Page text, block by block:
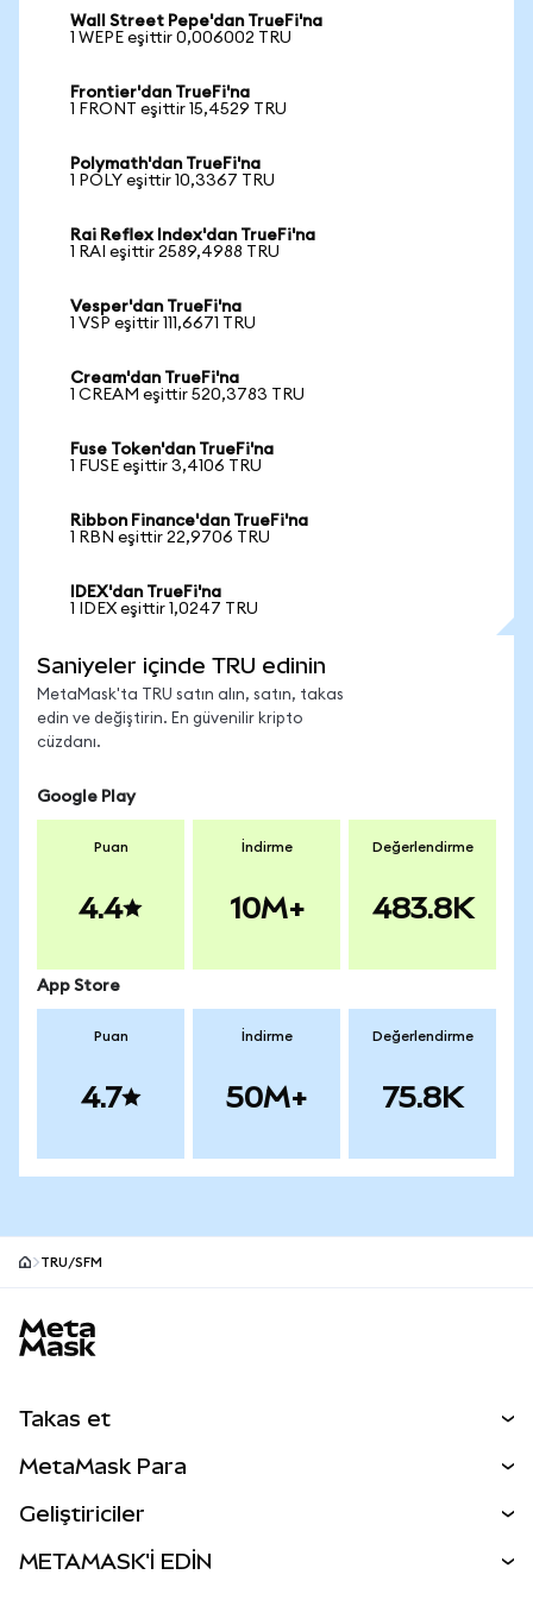
Wall Street Pepe'dan TrueFi'na
1 WEPE eşittir 0,006002 TRU
Frontier'dan TrueFi'na
1 FRONT eşittir 15,4529 TRU
Polymath'dan TrueFi'na
1 POLY eşittir 10,3367 TRU
Rai Reflex Index'dan TrueFi'na
1 RAI eşittir 2589,4988 TRU
Vesper'dan TrueFi'na
1 VSP eşittir 111,6671 TRU
Cream'dan TrueFi'na
1 CREAM eşittir 520,3783 TRU
Fuse Token'dan TrueFi'na
1 FUSE eşittir 3,4106 TRU
Ribbon Finance'dan TrueFi'na
1 RBN eşittir 22,9706 TRU
IDEX'dan TrueFi'na
1 IDEX eşittir 1,0247 TRU
Saniyeler içinde TRU edinin
MetaMask'ta TRU satın alın, satın, takas
edin ve değiştirin. En güvenilir kripto
cüzdanı.
Google Play
Puan
4.4
İndirme
10M+
Değerlendirme
483.8K
App Store
Puan
4.7
İndirme
50M+
Değerlendirme
75.8K
TRU/SFM
Takas et
Perps
RWA'lar
MetaMask Para
Geliştiriciler
METAMASK'İ EDİN